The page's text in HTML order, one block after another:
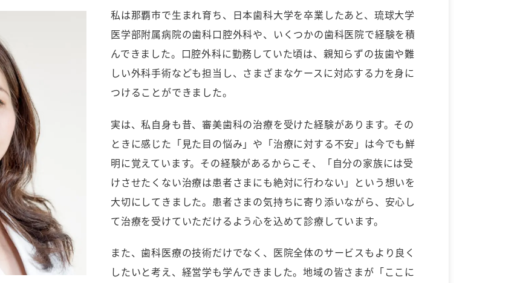
私は那覇市で生まれ育ち、日本歯科大学を卒業したあと、琉球大学
医学部附属病院の歯科口腔外科や、いくつかの歯科医院で経験を積
んできました。口腔外科に勤務していた頃は、親知らずの抜歯や難
しい外科手術なども担当し、さまざまなケースに対応する力を身に
つけることができました。
実は、私自身も昔、審美歯科の治療を受けた経験があります。その
ときに感じた「見た目の悩み」や「治療に対する不安」は今でも鮮
明に覚えています。その経験があるからこそ、「自分の家族には受
けさせたくない治療は患者さまにも絶対に行わない」という想いを
大切にしてきました。患者さまの気持ちに寄り添いながら、安心し
て治療を受けていただけるよう心を込めて診療しています。
また、歯科医療の技術だけでなく、医院全体のサービスもより良く
したいと考え、経営学も学んできました。地域の皆さまが「ここに